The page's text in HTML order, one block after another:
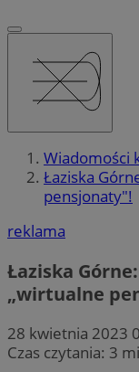
Wiadomości
Łaziska
pensjonaty"!
reklama
Łaziska
„wirtualne
28 kwietnia 2023
Czas czytania: 3